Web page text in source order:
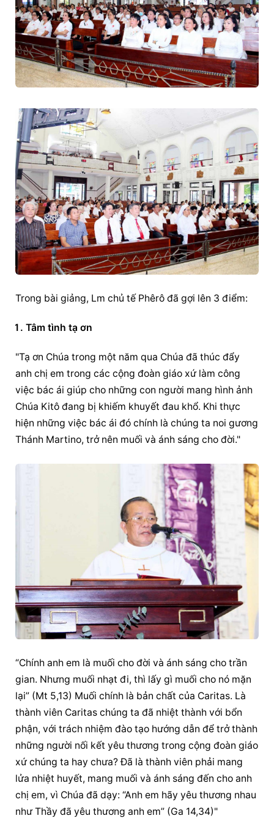
Trong bài giảng, Lm chủ tế Phêrô đã gợi lên 3 điểm:
Tâm tình tạ ơn
"Tạ ơn Chúa trong một năm qua Chúa đã thúc đẩy
anh chị em trong các cộng đoàn giáo xứ làm công
việc bác ái giúp cho những con người mang hình ảnh
Chúa Kitô đang bị khiếm khuyết đau khổ. Khi thực
hiện những việc bác ái đó chính là chúng ta noi gương
Thánh Martino, trở nên muối và ánh sáng cho đời."
“Chính anh em là muối cho đời và ánh sáng cho trần
gian. Nhưng muối nhạt đi, thì lấy gì muối cho nó mặn
lại” (Mt 5,13) Muối chính là bản chất của Caritas. Là
thành viên Caritas chúng ta đã nhiệt thành với bổn
phận, với trách nhiệm đào tạo hướng dẫn để trở thành
những người nối kết yêu thương trong cộng đoàn giáo
xứ chúng ta hay chưa? Đã là thành viên phải mang
lửa nhiệt huyết, mang muối và ánh sáng đến cho anh
chị em, vì Chúa đã dạy: “Anh em hãy yêu thương nhau
như Thầy đã yêu thương anh em” (Ga 14,34)"